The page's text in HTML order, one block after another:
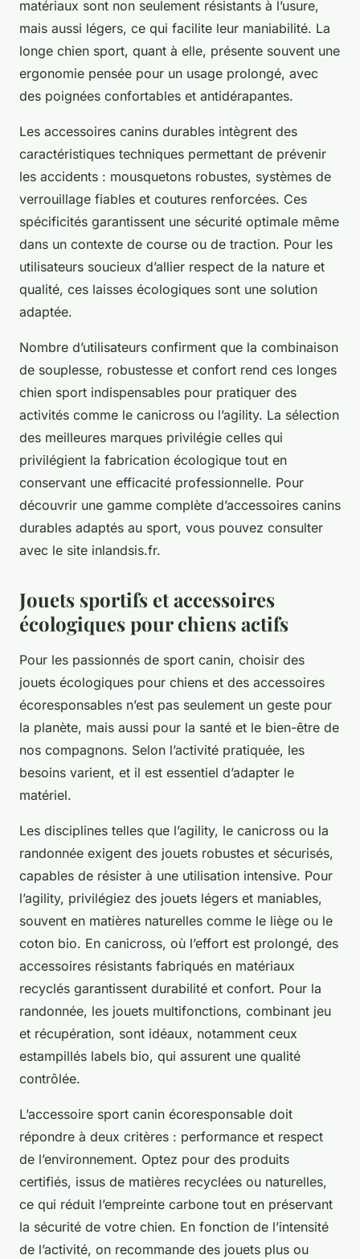
matériaux sont non seulement résistants à l’usure,
mais aussi légers, ce qui facilite leur maniabilité. La
longe chien sport, quant à elle, présente souvent une
ergonomie pensée pour un usage prolongé, avec
des poignées confortables et antidérapantes.
Les accessoires canins durables intègrent des
caractéristiques techniques permettant de prévenir
les accidents : mousquetons robustes, systèmes de
verrouillage fiables et coutures renforcées. Ces
spécificités garantissent une sécurité optimale même
dans un contexte de course ou de traction. Pour les
utilisateurs soucieux d’allier respect de la nature et
qualité, ces laisses écologiques sont une solution
adaptée.
Nombre d’utilisateurs confirment que la combinaison
de souplesse, robustesse et confort rend ces longes
chien sport indispensables pour pratiquer des
activités comme le canicross ou l’agility. La sélection
des meilleures marques privilégie celles qui
privilégient la fabrication écologique tout en
conservant une efficacité professionnelle. Pour
découvrir une gamme complète d’accessoires canins
durables adaptés au sport, vous pouvez consulter
avec le site inlandsis.fr.
Jouets sportifs et accessoires
écologiques pour chiens actifs
Pour les passionnés de sport canin, choisir des
jouets écologiques pour chiens et des accessoires
écoresponsables n’est pas seulement un geste pour
la planète, mais aussi pour la santé et le bien-être de
nos compagnons. Selon l’activité pratiquée, les
besoins varient, et il est essentiel d’adapter le
matériel.
Les disciplines telles que l’agility, le canicross ou la
randonnée exigent des jouets robustes et sécurisés,
capables de résister à une utilisation intensive. Pour
l’agility, privilégiez des jouets légers et maniables,
souvent en matières naturelles comme le liège ou le
coton bio. En canicross, où l’effort est prolongé, des
accessoires résistants fabriqués en matériaux
recyclés garantissent durabilité et confort. Pour la
randonnée, les jouets multifonctions, combinant jeu
et récupération, sont idéaux, notamment ceux
estampillés labels bio, qui assurent une qualité
contrôlée.
L’accessoire sport canin écoresponsable doit
répondre à deux critères : performance et respect
de l’environnement. Optez pour des produits
certifiés, issus de matières recyclées ou naturelles,
ce qui réduit l’empreinte carbone tout en préservant
la sécurité de votre chien. En fonction de l’intensité
de l’activité, on recommande des jouets plus ou